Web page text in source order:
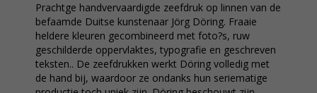
Prachtge handvervaardigde zeefdruk op linnen van de
befaamde Duitse kunstenaar Jörg Döring. Fraaie
heldere kleuren gecombineerd met foto?s, ruw
geschilderde oppervlaktes, typografie en geschreven
teksten.. De zeefdrukken werkt Döring volledig met
de hand bij, waardoor ze ondanks hun seriematige